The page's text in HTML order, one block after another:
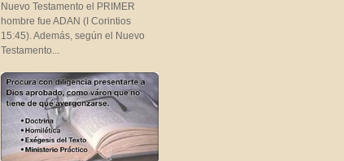
Nuevo Testamento el PRIMER
hombre fue ADAN (I Corintios
15:45). Además, según el Nuevo
Testamento...